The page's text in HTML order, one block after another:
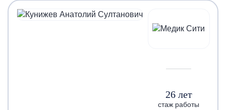
26 лет
стаж работы